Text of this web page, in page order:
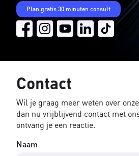
Plan gratis 30 minuten consult
Contact
Wil je graag meer weten over
dan nu vrijblijvend contact met
ontvang je een reactie.
Naam